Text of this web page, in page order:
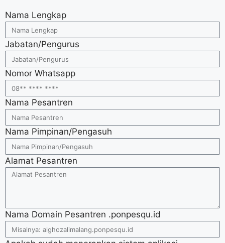
Nama Lengkap
Jabatan/Pengurus
Nomor Whatsapp
Nama Pesantren
Nama Pimpinan/Pengasuh
Alamat Pesantren
Nama Domain Pesantren .ponpesqu.id